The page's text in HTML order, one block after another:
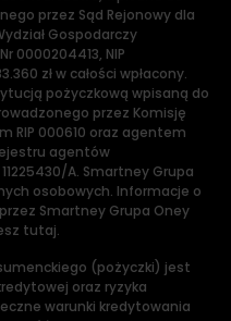
przez Sąd Rejonowy dla
Gospodarczy
0000204413, NIP
zł w całości wpłacony.
pożyczkową wpisaną do
przez Komisję
RIP 000610 oraz agentem
agentów
A. Smartney Grupa
osobowych. Informacje o
Smartney Grupa Oney
tutaj.
(pożyczki) jest
oraz ryzyka
warunki kredytowania